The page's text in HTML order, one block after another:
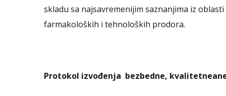
skladu sa najsavremenijim saznanjima iz oblasti
farmakoloških i tehnoloških prodora.
Protokol izvođenja bezbedne,